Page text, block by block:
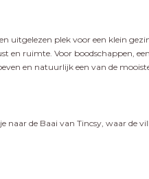
plek voor een klein
ruimte. Voor boodschappen,
en natuurlijk een van de
de Baai van Tincsy, waar de